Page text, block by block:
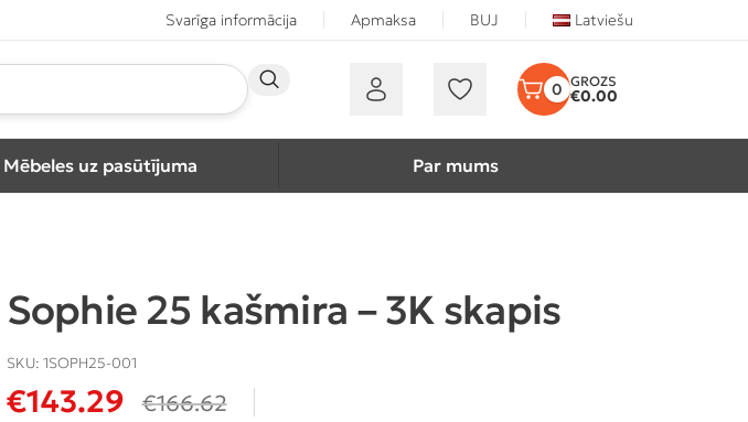
Svarīga informācija Apmaksa BUJ Latviešu
0 €0.00
Mēbeles uz pasūtījuma
Par mums
Sophie 25 kašmira – 3K skapis
SKU: 1SOPH25-001
€143.29 €166.62